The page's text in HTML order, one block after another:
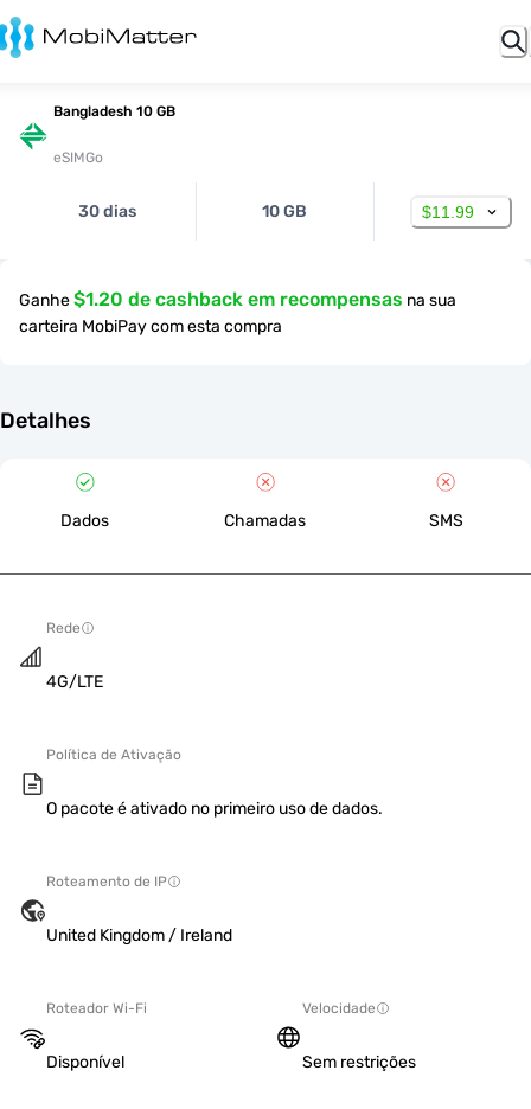
Bangladesh 10 GB
eSIMGo
30 dias 10 GB $11.99
Ganhe$1.20 de cashback em recompensas na sua
carteira MobiPay com esta compra
Detalhes
Dados Chamadas SMS
Rede
4G/LTE
Política de Ativação
O pacote é ativado no primeiro uso de dados.
Roteamento de IP
United Kingdom / Ireland
Roteador Wi-Fi
Disponível
Velocidade
Sem restrições